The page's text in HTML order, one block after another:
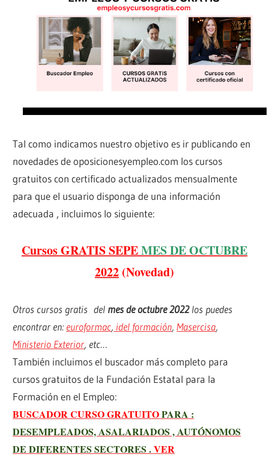
Tal como indicamos nuestro objetivo es ir publicando en
novedades de oposicionesyempleo.com los cursos
gratuitos con certificado actualizados mensualmente
para que el usuario disponga de una información
adecuada , incluimos lo siguiente:
Cursos GRATIS SEPEMES DE OCTUBRE
2022 (Novedad)
Otros cursos gratis del mes de octubre 2022los puedes
encontrar en: euroformac, idel formación,Masercisa,
Ministerio Exterior, etc…
También incluimos el buscador más completo para
cursos gratuitos de la Fundación Estatal para la
Formación en el Empleo:
BUSCADOR CURSO GRATUITOPARA :
DESEMPLEADOS, ASALARIADOS , AUTÓNOMOS
DE DIFERENTES SECTORES .VER